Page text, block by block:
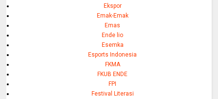
Ekspor
Emak-Emak
Emas
Ende lio
Esemka
Esports Indonesia
FKMA
FKUB ENDE
FPI
Festival Literasi